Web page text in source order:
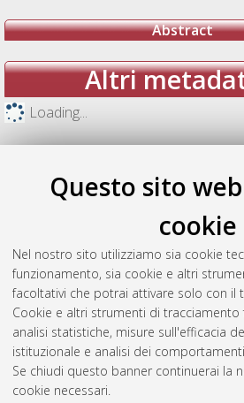
Questo sito
cookie
Nel nostro sito utilizziamo sia cookie
funzionamento, sia cookie e altri
facoltativi che potrai attivare solo con il
Cookie e altri strumenti di
analisi statistiche, misure sull'efficacia
istituzionale e analisi dei
Se chiudi questo banner continuerai la
cookie necessari.
Abstract
Altri
Loading...
Gestione del